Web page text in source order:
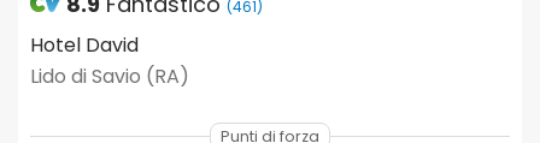
(461)
Hotel David
Lido di Savio (RA)
Punti di forza